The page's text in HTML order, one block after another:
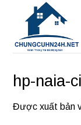
dung
hp-naia-
Được xuất bản